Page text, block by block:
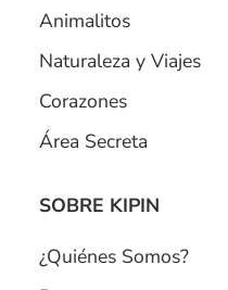
Animalitos
Naturaleza y Viajes
Corazones
Área Secreta
SOBRE KIPIN
¿Quiénes Somos?